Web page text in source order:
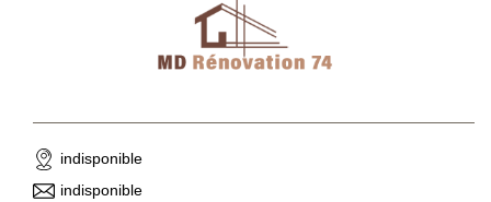
indisponible
indisponible